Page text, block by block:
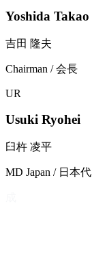
Yoshida Takao
吉田 隆夫
Chairman / 会長
UR
Usuki Ryohei
臼杵 凌平
MD Japan / 日本